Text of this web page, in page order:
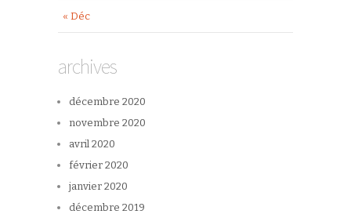
« Déc
archives
décembre 2020
novembre 2020
avril 2020
février 2020
janvier 2020
décembre 2019